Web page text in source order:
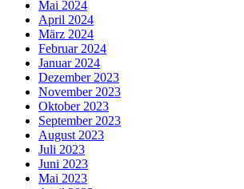
Mai 2024
April 2024
März 2024
Februar 2024
Januar 2024
Dezember 2023
November 2023
Oktober 2023
September 2023
August 2023
Juli 2023
Juni 2023
Mai 2023